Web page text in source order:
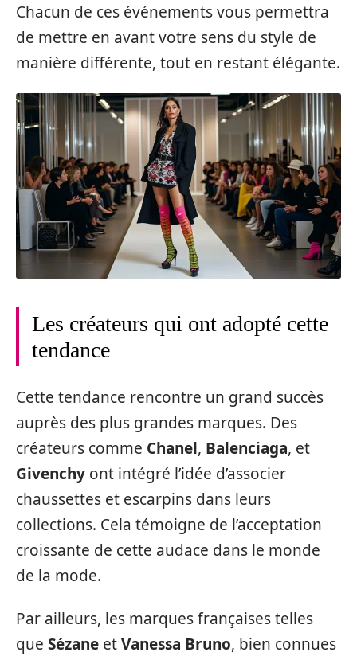
Chacun de ces événements vous permettra
de mettre en avant votre sens du style de
manière différente, tout en restant élégante.
Les créateurs qui ont adopté cette
tendance
Cette tendance rencontre un grand succès
auprès des plus grandes marques. Des
créateurs comme Chanel, Balenciaga, et
Givenchy ont intégré l’idée d’associer
chaussettes et escarpins dans leurs
collections. Cela témoigne de l’acceptation
croissante de cette audace dans le monde
de la mode.
Par ailleurs, les marques françaises telles
que Sézane etVanessa Bruno, bien connues